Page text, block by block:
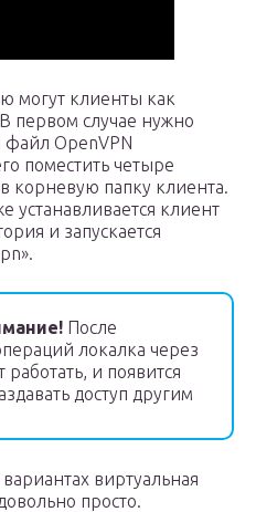
могут клиенты как
первом случае нужно
файл OpenVPN
поместить четыре
корневую папку клиента.
устанавливается клиент
и запускается
После
локалка через
работать, и появится
доступ другим
виртуальная
просто.